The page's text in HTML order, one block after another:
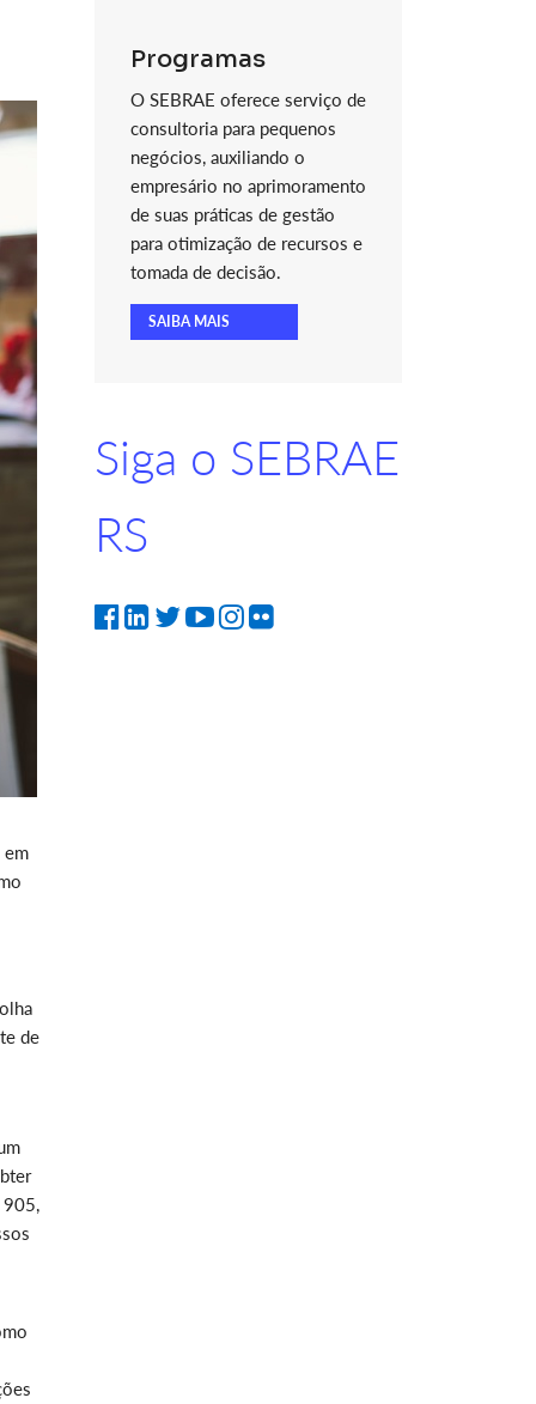
em
de
905,
Programas
O SEBRAE oferece serviço de
consultoria para pequenos
negócios, auxiliando o
empresário no aprimoramento
de suas práticas de gestão
para otimização de recursos e
tomada de decisão.
SAIBA MAIS
Siga o SEBRAE
RS